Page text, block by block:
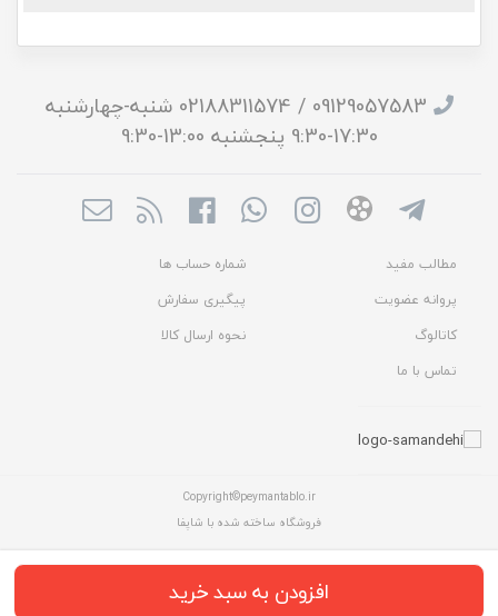
افزودن به سبد خرید
09129057583 / 02188311574 شنبه-چهارشنبه
17:30-9:30 پنجشنبه 13:00-9:30
مطالب مفید
شماره حساب ها
پروانه عضویت
پیگیری سفارش
کاتالوگ
نحوه ارسال کالا
تماس با ما
Copyright©peymantablo.ir
فروشگاه ساخته شده با شاپفا